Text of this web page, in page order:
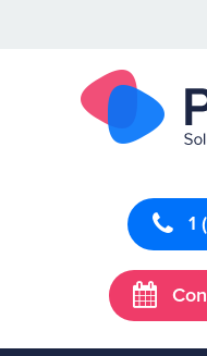
1